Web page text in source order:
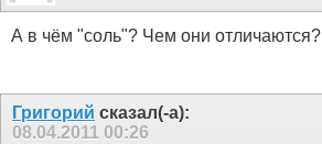
А в чём "соль"? Чем они отличаются?
Григорий сказал(-а):
08.04.2011 00:26